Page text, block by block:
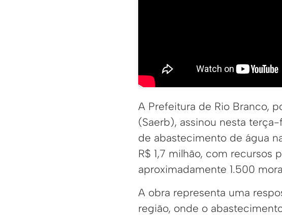
A Prefeitura de Rio Branco,
(Saerb), assinou nesta
de abastecimento de água
R$ 1,7 milhão, com recursos
aproximadamente 1.500
A obra representa uma
região, onde o